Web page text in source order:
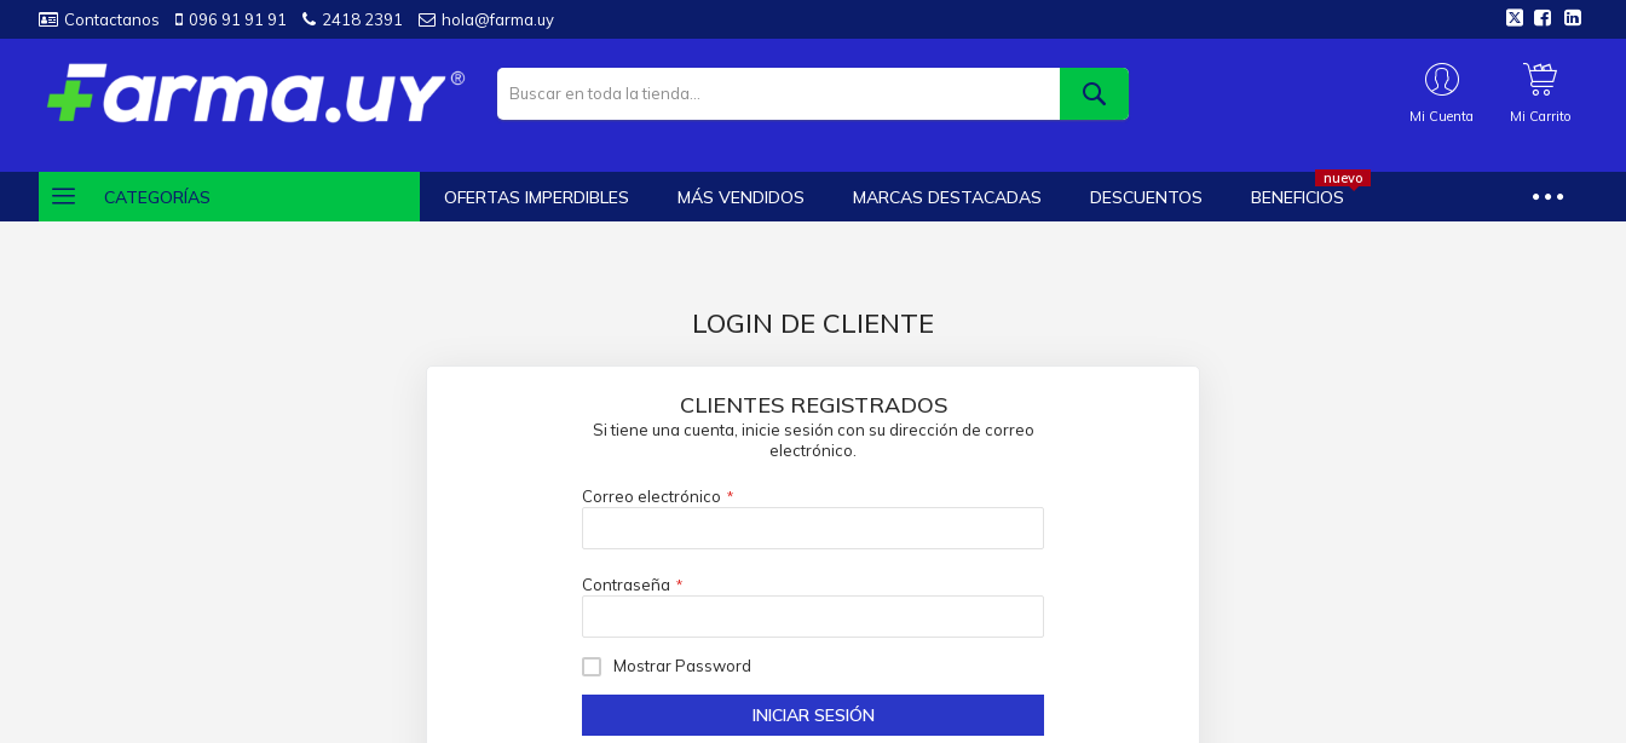
Contactanos 096 91 91 91 2418 2391 hola@farma.uy
Mi Cuenta Mi Carrito
CATEGORÍAS OFERTAS IMPERDIBLES MÁS VENDIDOS MARCAS DESTACADAS DESCUENTOS BENEFICIOS
nuevo
LOGIN DE CLIENTE
CLIENTES REGISTRADOS
Si tiene una cuenta, inicie sesión con su dirección de correo
electrónico.
Correo electrónico
Contraseña
Mostrar Password
INICIAR SESIÓN